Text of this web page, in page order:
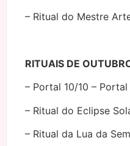
– Ritual do Mestre
RITUAIS DE
– Portal 10/10 –
– Ritual do Eclipse
– Ritual da Lua da